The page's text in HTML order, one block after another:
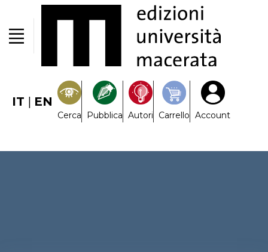
IT | EN
Cerca Pubblica Autori Carrello Account